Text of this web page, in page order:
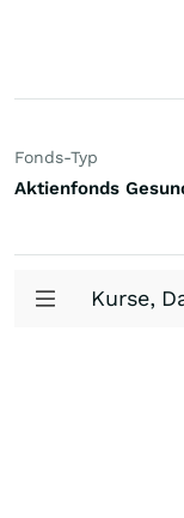
Fonds-Typ
Kurse,